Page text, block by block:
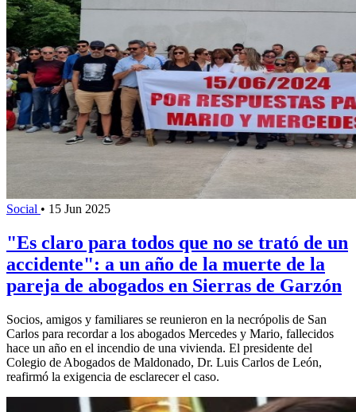
Social • 15 Jun 2025
"Es claro para todos que no se trató de un
accidente": a un año de la muerte de la
pareja de abogados en Sierras de Garzón
Socios, amigos y familiares se reunieron en la necrópolis de San
Carlos para recordar a los abogados Mercedes y Mario, fallecidos
hace un año en el incendio de una vivienda. El presidente del
Colegio de Abogados de Maldonado, Dr. Luis Carlos de León,
reafirmó la exigencia de esclarecer el caso.